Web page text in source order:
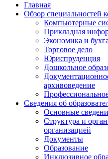
Главная
Обзор специальностей
Компьютерные
Прикладная
Экономика и
Торговое дело
Юриспруденция
Дошкольное
архивоведение
Сведения об
Основные
Структура и
организацией
Документы
Образование
Инклюзивное